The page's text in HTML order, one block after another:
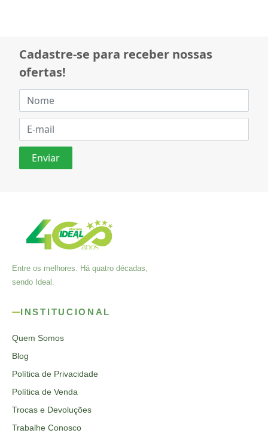
Cadastre-se para receber nossas
ofertas!
Entre os melhores. Há quatro décadas,
sendo Ideal.
INSTITUCIONAL
Quem Somos
Blog
Política de Privacidade
Política de Venda
Trocas e Devoluções
Trabalhe Conosco